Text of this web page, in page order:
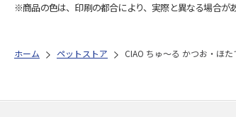
※商品の色は、印刷の都合により、実際と異なる場合があ
ホーム ペットストア CIAO ちゅ～る かつお・ほ